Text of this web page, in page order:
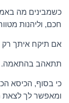
כשמבינים מה
חכם, וליהנות
אם תיקח איתך
תתאהב בהתאמה.
כי בסוף, הכיסא
ומאפשר לך לצאת